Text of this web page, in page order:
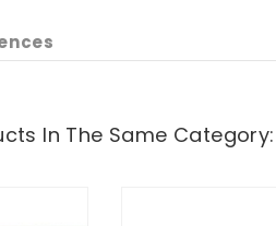
In The Same Category: